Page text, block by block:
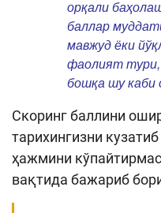
орқали
баллар
мавжуд ёки
фаолият
бошқа шу каби
Скоринг баллини
тарихингизни
ҳажмини
вақтида бажариб